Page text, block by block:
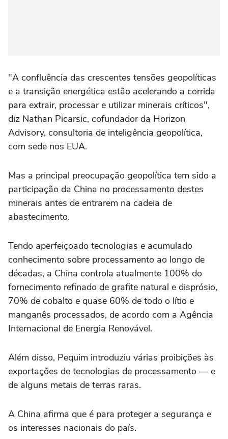
"A confluência das crescentes tensões geopolíticas
e a transição energética estão acelerando a corrida
para extrair, processar e utilizar minerais críticos",
diz Nathan Picarsic, cofundador da Horizon
Advisory, consultoria de inteligência geopolítica,
com sede nos EUA.
Mas a principal preocupação geopolítica tem sido a
participação da China no processamento destes
minerais antes de entrarem na cadeia de
abastecimento.
Tendo aperfeiçoado tecnologias e acumulado
conhecimento sobre processamento ao longo de
décadas, a China controla atualmente 100% do
fornecimento refinado de grafite natural e disprósio,
70% de cobalto e quase 60% de todo o lítio e
manganês processados, de acordo com a Agência
Internacional de Energia Renovável.
Além disso, Pequim introduziu várias proibições às
exportações de tecnologias de processamento — e
de alguns metais de terras raras.
A China afirma que é para proteger a segurança e
os interesses nacionais do país.